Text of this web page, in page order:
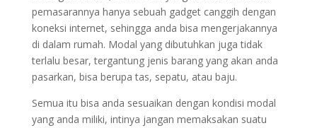
pemasarannya hanya sebuah gadget canggih dengan
koneksi internet, sehingga anda bisa mengerjakannya
di dalam rumah. Modal yang dibutuhkan juga tidak
terlalu besar, tergantung jenis barang yang akan anda
pasarkan, bisa berupa tas, sepatu, atau baju.
Semua itu bisa anda sesuaikan dengan kondisi modal
yang anda miliki, intinya jangan memaksakan suatu